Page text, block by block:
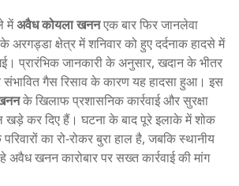
मेंअवैध कोयला खननएक बार फिर जानलेवा
क्षेत्र में शनिवार को हुए दर्दनाक हादसे में
प्रारंभिक जानकारी के अनुसार, खदान के भीतर
गैस रिसाव के कारण यह हादसा हुआ। इस
के खिलाफ प्रशासनिक कार्रवाई और सुरक्षा
खड़े कर दिए हैं। घटना के बाद पूरे इलाके में शोक
का रो-रोकर बुरा हाल है, जबकि स्थानीय
खनन कारोबार पर सख्त कार्रवाई की मांग